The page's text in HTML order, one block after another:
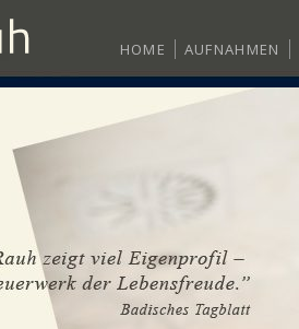
HOME AUFNAHMEN